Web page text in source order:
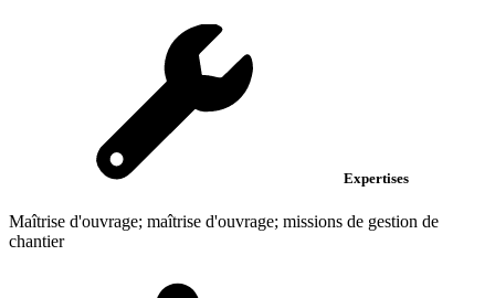
Expertises
Maîtrise d'ouvrage; maîtrise d'ouvrage; missions de gestion de
chantier